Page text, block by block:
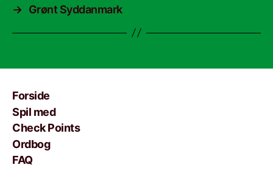
→
Grønt Syddanmark
Forside
Spil med
Check Points
Ordbog
FAQ